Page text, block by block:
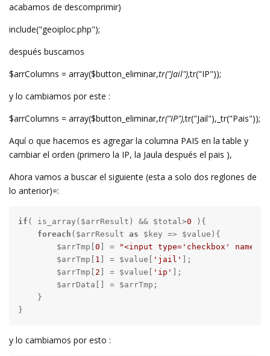
acabamos de descomprimir)
include("geoiploc.php");
después buscamos
$arrColumns = array($button_eliminar,tr("Jail"),tr("IP"));
y lo cambiamos por este :
$arrColumns = array($button_eliminar,tr("IP"),tr("Jail"),_tr("Pais"));
Aquí o que hacemos es agregar la columna PAIS en la table y
cambiar el orden (primero la IP, la Jaula después el pais ),
Ahora vamos a buscar el siguiente (esta a solo dos reglones de
lo anterior)=:
if ( is_array($arrResult) && $total>0 ){
foreach ($arrResult as $key => $value){
        $arrTmp[
0 ] = "<input type='checkbox' name='"
        $arrTmp[
1 ] = $value[ 'jail'
];
        $arrTmp[
2 ] = $value[ 'ip'
];
        $arrData[] = $arrTmp;
    }
}
y lo cambiamos por esto :